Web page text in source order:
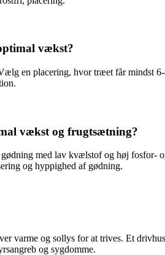
vækst?
en placering, hvor træet får mindst
vækst og frugtsætning?
med lav kvælstof og høj
og hyppighed af gødning.
varme og sollys for at trives. Et
og sygdomme.